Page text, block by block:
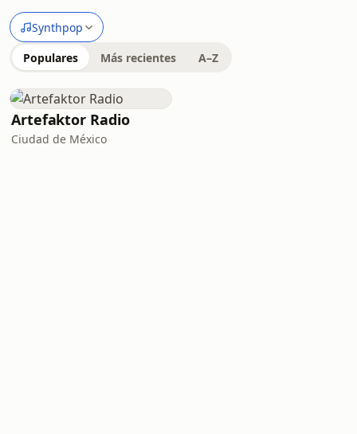
Synthpop
Populares Más recientes A–Z
Artefaktor Radio
Ciudad de México